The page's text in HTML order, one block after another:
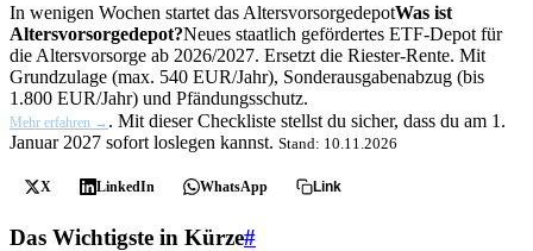
In wenigen Wochen startet das AltersvorsorgedepotWas ist
Altersvorsorgedepot?Neues staatlich gefördertes ETF-Depot für
die Altersvorsorge ab 2026/2027. Ersetzt die Riester-Rente. Mit
Grundzulage (max. 540 EUR/Jahr), Sonderausgabenabzug (bis
1.800 EUR/Jahr) und Pfändungsschutz.
Mehr erfahren → . Mit dieser Checkliste stellst du sicher, dass du am 1.
Januar 2027 sofort loslegen kannst. Stand: 10.11.2026
X LinkedIn WhatsApp Link
Das Wichtigste in Kürze#